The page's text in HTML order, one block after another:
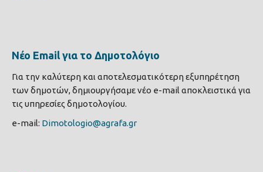
Νέο Email για το Δημοτολόγιο
Για την καλύτερη και αποτελεσματικότερη εξυπηρέτηση
των δημοτών, δημιουργήσαμε νέο e-mail αποκλειστικά για
τις υπηρεσίες δημοτολογίου.
e-mail: Dimotologio@agrafa.gr